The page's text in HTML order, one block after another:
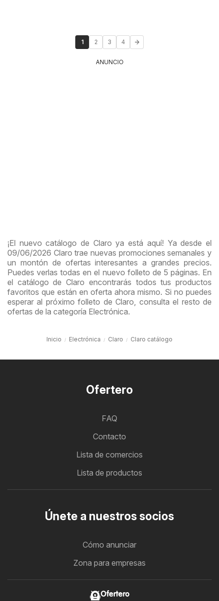
1 2 3 4
ANUNCIO
¡El nuevo catálogo de Claro ya está aquí! Ya desde el
09/06/2026 Claro trae nuevas promociones semanales y
un montón de ofertas interesantes a grandes precios.
Puedes verlas todas en el nuevo folleto de 5 páginas. En
el catálogo de Claro encontrarás todos tus productos
favoritos que están en oferta ahora mismo. Si no puedes
esperar al próximo folleto de Claro, consulta el resto de
ofertas de la categoría Electrónica.
Inicio Electrónica Claro Claro catálogo
Ofertero
FAQ
Contacto
Lista de comercios
Lista de productos
Únete a nuestros socios
Cómo anunciar
Zona para empresas
Ofertero